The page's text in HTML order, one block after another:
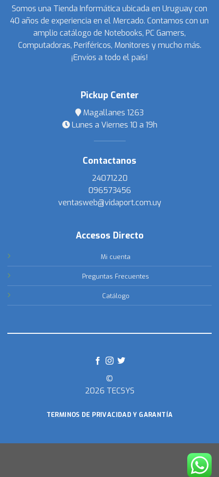
Somos una Tienda Informática ubicada en Uruguay con
40 años de experiencia en el Mercado. Contamos con un
amplio catálogo de Notebooks, PC Gamers,
Computadoras, Periféricos, Monitores y mucho más.
¡Envíos a todo el país!
Pickup Center
Magallanes 1263
Lunes a Viernes 10 a 19h
Contactanos
24071220
096573456
ventasweb@vidaport.com.uy
Accesos Directo
Mi cuenta
Preguntas Frecuentes
Catálogo
©
2026 TECSYS
TERMINOS DE PRIVACIDAD Y GARANTÍA